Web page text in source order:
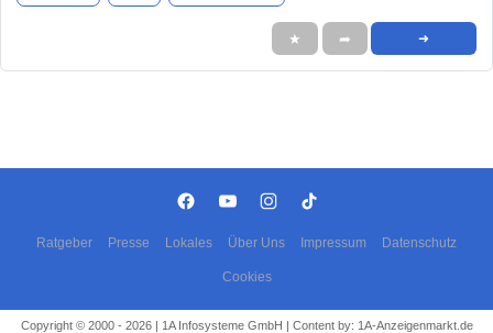
★ ➦ ➜
Ratgeber Presse Lokales Über Uns Impressum Datenschutz
Cookies
Copyright © 2000 - 2026 | 1A Infosysteme GmbH | Content by: 1A-Anzeigenmarkt.de